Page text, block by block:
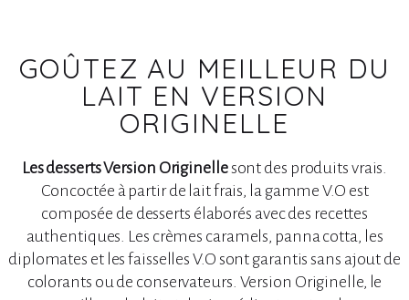
GOÛTEZ AU MEILLEUR DU
LAIT EN VERSION
ORIGINELLE
Les desserts Version Originellesont des produits vrais.
Concoctée à partir de lait frais, la gamme V.O est
composée de desserts élaborés avec des recettes
authentiques. Les crèmes caramels, panna cotta, les
diplomates et les faisselles V.O sont garantis sans ajout de
colorants ou de conservateurs. Version Originelle, le